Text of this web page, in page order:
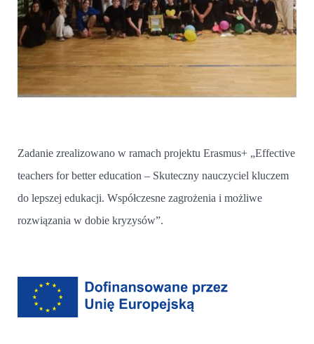
Zadanie zrealizowano w ramach projektu Erasmus+ „Effective
teachers for better education – Skuteczny nauczyciel kluczem
do lepszej edukacji. Współczesne zagrożenia i możliwe
rozwiązania w dobie kryzysów”.